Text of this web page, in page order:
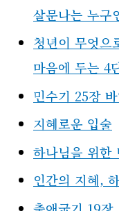
레갑 족속 처럼
한나와 엘리의
전체글보기
시편 83편: 시
살문나는 누구
청년이 무엇으
마음에 두는 4